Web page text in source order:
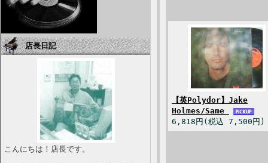
店長日記
こんにちは！店長です。
【英Polydor】Jake
Holmes/Same
6,818円(税込 7,500円)